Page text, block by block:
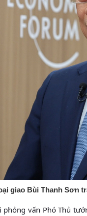
giao Bùi Thanh Sơn
phỏng vấn Phó Thủ